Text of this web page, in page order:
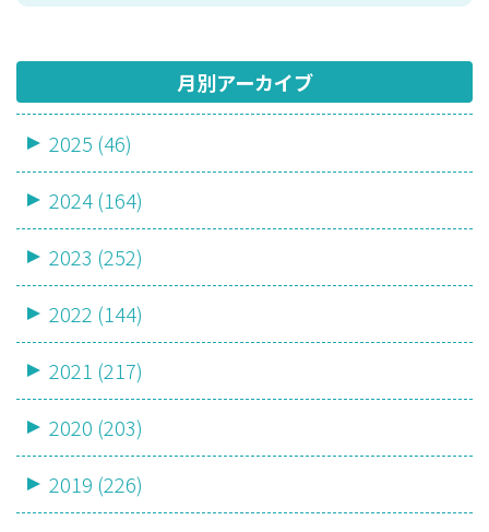
月別アーカイブ
2025 (46)
2024 (164)
2023 (252)
2022 (144)
2021 (217)
2020 (203)
2019 (226)